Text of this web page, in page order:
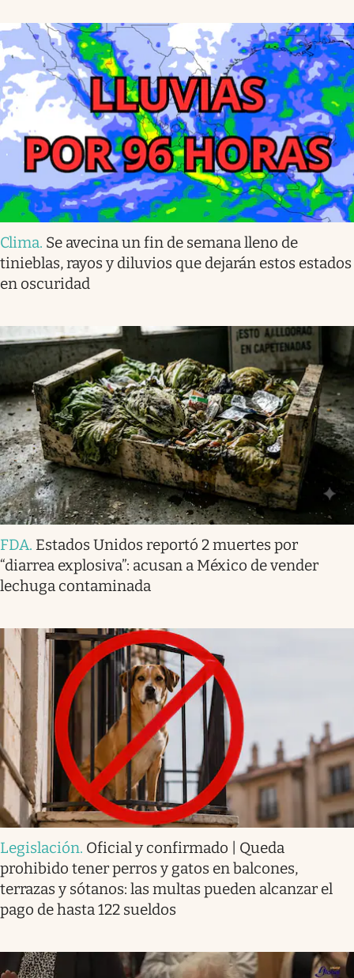
Clima. Se avecina un fin de semana lleno de
tinieblas, rayos y diluvios que dejarán estos estados
en oscuridad
FDA. Estados Unidos reportó 2 muertes por
“diarrea explosiva”: acusan a México de vender
lechuga contaminada
Legislación. Oficial y confirmado | Queda
prohibido tener perros y gatos en balcones,
terrazas y sótanos: las multas pueden alcanzar el
pago de hasta 122 sueldos